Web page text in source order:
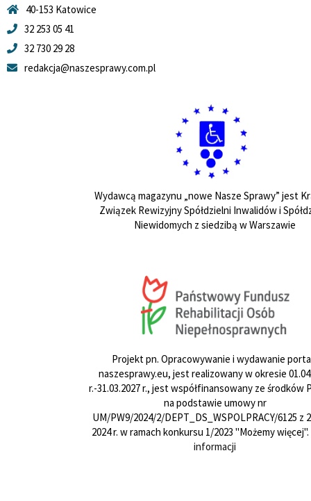
40-153 Katowice
32 253 05 41
32 730 29 28
redakcja@naszesprawy.com.pl
Wydawcą magazynu „nowe Nasze Sprawy” jest
Związek Rewizyjny Spółdzielni Inwalidów i
Niewidomych z siedzibą w Warszawie
Projekt pn. Opracowywanie i wydawanie
naszesprawy.eu, jest realizowany w okresie
r.-31.03.2027 r., jest współfinansowany ze środków
na podstawie umowy nr
UM/PW9/2024/2/DEPT_DS_WSPOLPRACY/6125 z
2024 r. w ramach konkursu 1/2023 "Możemy więcej".
informacji